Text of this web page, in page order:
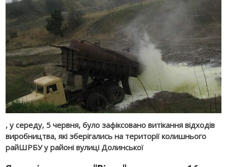
, у середу, 5 червня, було зафіксовано витікання відходів
виробництва, які зберігались на території колишнього
райШРБУ у районі вулиці Долинської